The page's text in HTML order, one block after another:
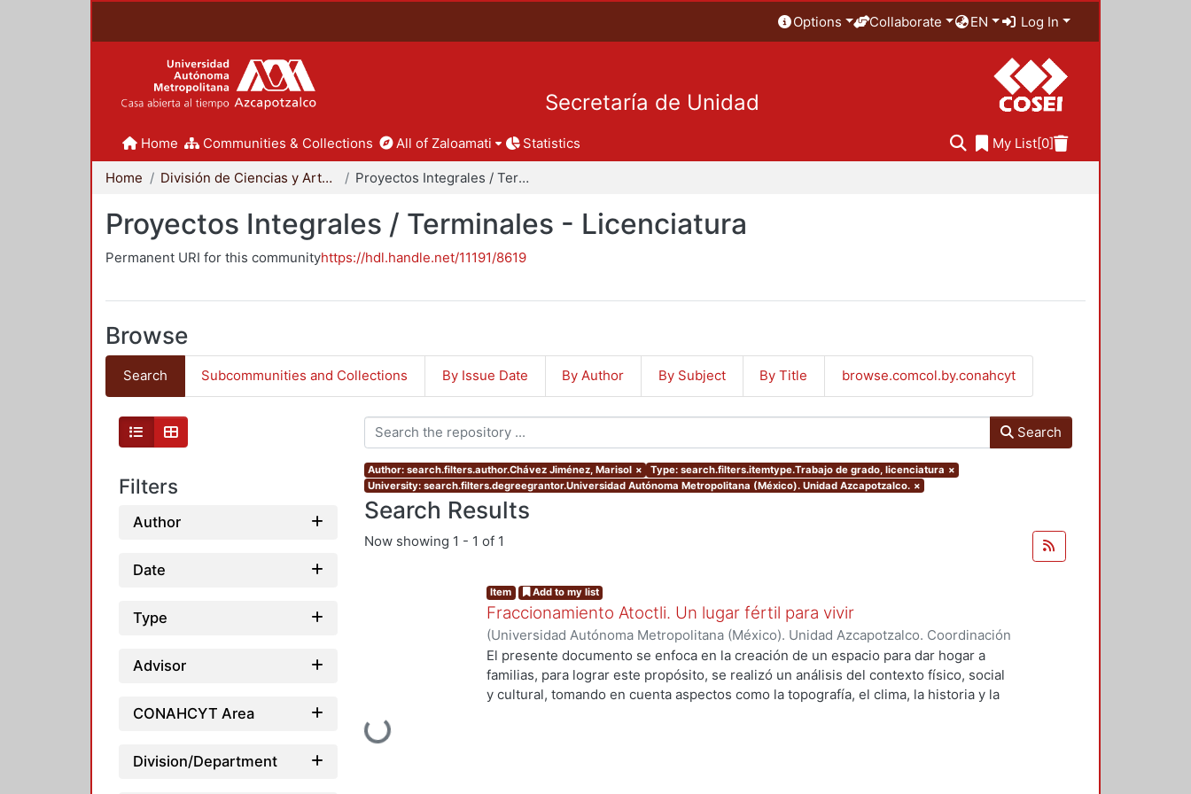
Options Collaborate EN Log In
Secretaría de Unidad
Home Communities & Collections All of Zaloamati Statistics My List[0]
Home División de Ciencias y Artes para el Diseño Proyectos Integrales / Terminales - Licenciatura
Proyectos Integrales / Terminales - Licenciatura
Permanent URI for this communityhttps://hdl.handle.net/11191/8619
Browse
Search Subcommunities and Collections By Issue Date By Author By Subject By Title browse.comcol.by.conahcyt
Filters
Author
Date
Type
Advisor
CONAHCYT Area
Division/Department
Search
Author: search.filters.author.Chávez Jiménez, Marisol × Type: search.filters.itemtype.Trabajo de grado, licenciatura ×
University: search.filters.degreegrantor.Universidad Autónoma Metropolitana (México). Unidad Azcapotzalco. ×
Search Results
Now showing 1 - 1 of 1
Loading...
Item Add to my list
Fraccionamiento Atoctli. Un lugar fértil para vivir
(Universidad Autónoma Metropolitana (México). Unidad Azcapotzalco. Coordinación
de Servicios de Información.,2023-06-30)Campa Cruz, Claudia Alondra;Arce
Lozada, Jazmín Adriana; Chávez Jiménez, Marisol
El presente documento se enfoca en la creación de un espacio para dar hogar a
familias, para lograr este propósito, se realizó un análisis del contexto físico, social
y cultural, tomando en cuenta aspectos como la topografía, el clima, la historia y la